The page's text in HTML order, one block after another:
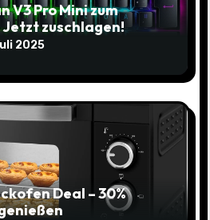
V3 Pro Mini zum
zuschlagen!
2025
Deal – 30%